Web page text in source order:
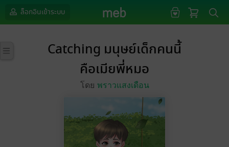
ล็อกอินเข้าระบบ
Catching มนุษย์เด็กคนนี้
คือเมียพี่หมอ
โดย พราวแสงเดือน